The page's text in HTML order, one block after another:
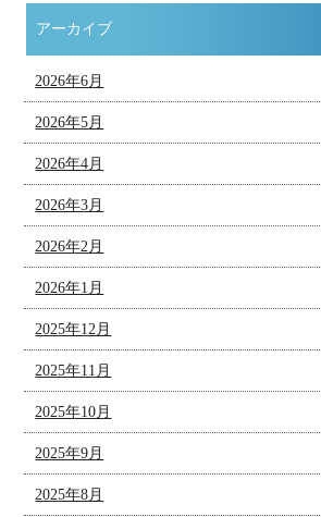
アーカイブ
2026年6月
2026年5月
2026年4月
2026年3月
2026年2月
2026年1月
2025年12月
2025年11月
2025年10月
2025年9月
2025年8月